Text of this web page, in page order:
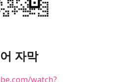
자막
watch?